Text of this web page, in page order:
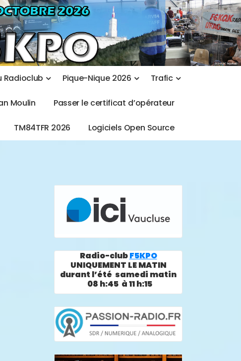
Radioclub Pique-Nique 2026 Trafic
n Moulin Passer le certificat d’opérateur
TM84TFR 2026 Logiciels Open Source
Radio-clubF5KPO
UNIQUEMENT LE MATIN
durant l’été samedi matin
08 h:45 à 11 h:15